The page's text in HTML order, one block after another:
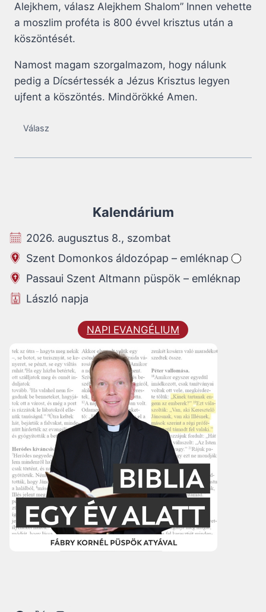
Alejkhem, válasz Alejkhem Shalom” Innen vehette
a moszlim proféta is 800 évvel krisztus után a
köszöntését.
Namost magam szorgalmazom, hogy nálunk
pedig a Dícsértessék a Jézus Krisztus legyen
ujfent a köszöntés. Mindörökké Amen.
Válasz
Kalendárium
2026. augusztus 8., szombat
Szent Domonkos áldozópap – emléknap
Passaui Szent Altmann püspök – emléknap
László napja
NAPI EVANGÉLIUM